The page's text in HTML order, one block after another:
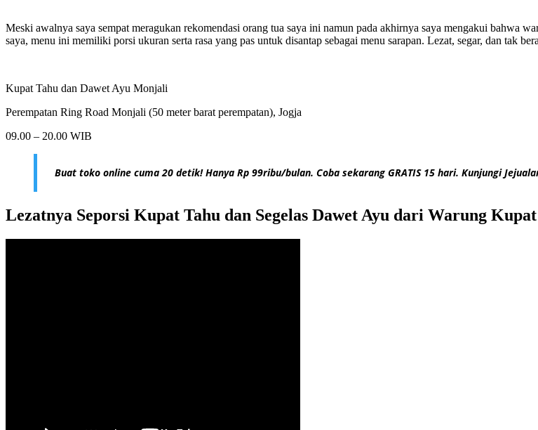
Meski awalnya saya sempat meragukan rekomendasi orang tua saya ini namun pada akhirnya saya mengakui bahwa
saya, menu ini memiliki porsi ukuran serta rasa yang pas untuk disantap sebagai menu sarapan. Lezat, segar, dan tak
Kupat Tahu dan Dawet Ayu Monjali
Perempatan Ring Road Monjali (50 meter barat perempatan), Jogja
09.00 – 20.00 WIB
Buat toko online cuma 20 detik! Hanya Rp 99ribu/bulan. Coba sekarang GRATIS 15 hari. Kunjungi
Lezatnya Seporsi Kupat Tahu dan Segelas Dawet Ayu dari Warung